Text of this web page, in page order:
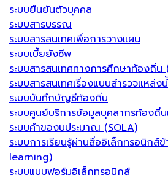
ระบบยืนยันตัวบุคคล
ระบบสารบรรณ
ระบบสารสนเทศเพื่อการวางแผน
ระบบเบี้ยยังชีพ
ระบบสารสนเทศทางการศึกษาท้องถิ่น
ระบบสารสนเทศเรื่องแบบสำรวจแหล่
ระบบบันทึกบัญชีท้องถิ่น
ระบบศูนย์บริการข้อมูลบุคลากรท้องถิ่
ระบบคำของบประมาณ (SOLA)
ระบบการเรียนรู้ผ่านสื่ออิเล็กทรอนิกส์
learning)
ระบบแบบฟอร์มอิเล็กทรอนิกส์